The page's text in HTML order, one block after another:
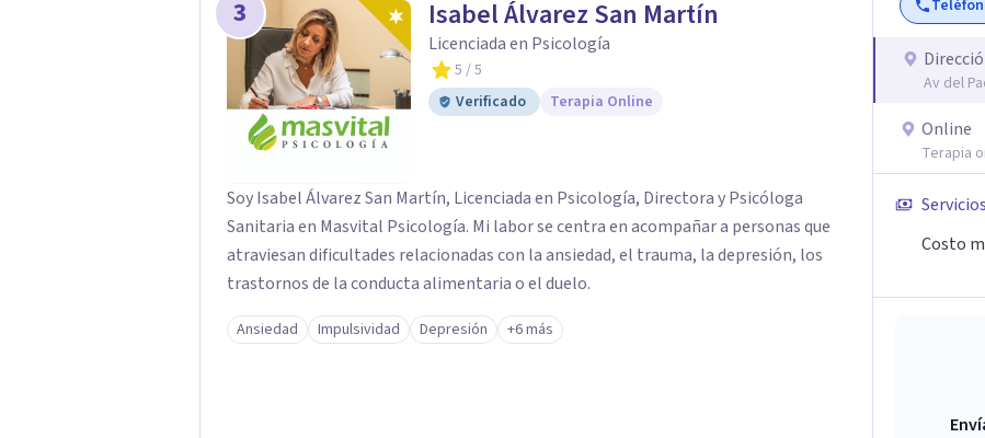
3 Isabel Álvarez San Martín
Licenciada en Psicología
5 / 5
Verificado
Terapia Online
Soy Isabel Álvarez San Martín, Licenciada en Psicología, Directora y Psicóloga
Sanitaria en Masvital Psicología. Mi labor se centra en acompañar a personas que
atraviesan dificultades relacionadas con la ansiedad, el trauma, la depresión, los
trastornos de la conducta alimentaria o el duelo.
Ansiedad Impulsividad Depresión +6 más
Av del
Online
Terapia
Costo